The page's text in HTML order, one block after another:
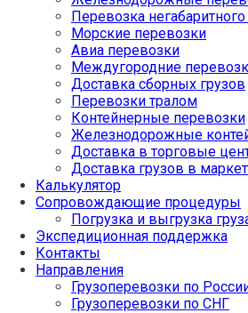
Перевозка негабаритного
Морские перевозки
Авиа перевозки
Междугородние
Доставка сборных грузов
Перевозки тралом
Контейнерные перевозки
Железнодорожные
Доставка в торговые
Доставка грузов в
Калькулятор
Сопровождающие процедуры
Погрузка и выгрузка
Экспедиционная поддержка
Контакты
Направления
Грузоперевозки по
Грузоперевозки по СНГ